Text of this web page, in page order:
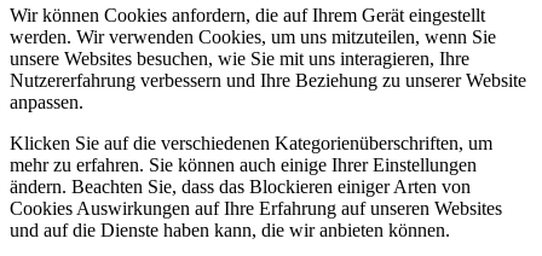
Wir können Cookies anfordern, die auf Ihrem Gerät eingestellt
werden. Wir verwenden Cookies, um uns mitzuteilen, wenn Sie
unsere Websites besuchen, wie Sie mit uns interagieren, Ihre
Nutzererfahrung verbessern und Ihre Beziehung zu unserer Website
anpassen.
Klicken Sie auf die verschiedenen Kategorienüberschriften, um
mehr zu erfahren. Sie können auch einige Ihrer Einstellungen
ändern. Beachten Sie, dass das Blockieren einiger Arten von
Cookies Auswirkungen auf Ihre Erfahrung auf unseren Websites
und auf die Dienste haben kann, die wir anbieten können.